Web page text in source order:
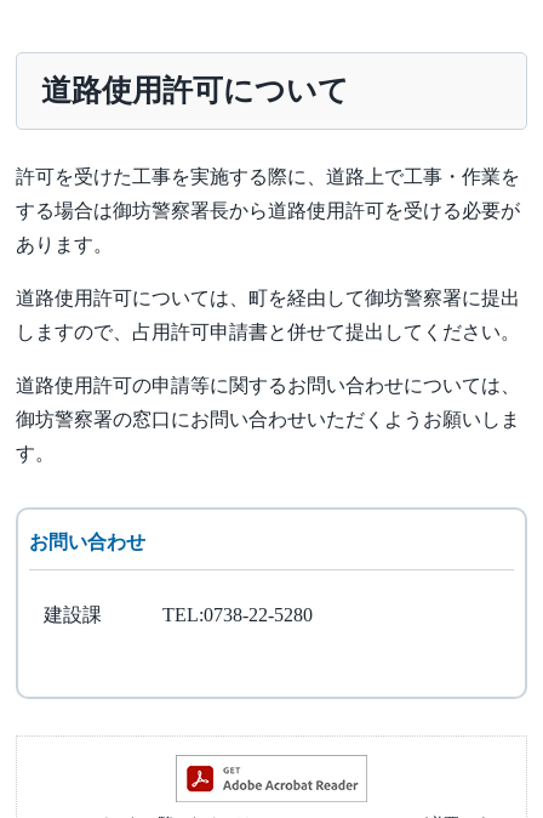
道路使用許可について
許可を受けた工事を実施する際に、道路上で工事・作業を
する場合は御坊警察署長から道路使用許可を受ける必要が
あります。
道路使用許可については、町を経由して御坊警察署に提出
しますので、占用許可申請書と併せて提出してください。
道路使用許可の申請等に関するお問い合わせについては、
御坊警察署の窓口にお問い合わせいただくようお願いしま
す。
お問い合わせ
建設課 TEL:0738-22-5280